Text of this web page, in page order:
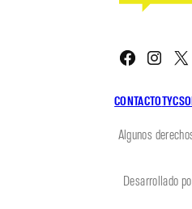
CONTACTOTYC
Algunos
Desarrollado